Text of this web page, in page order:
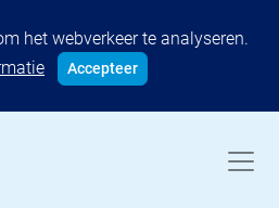
het webverkeer te analyseren.
Accepteer